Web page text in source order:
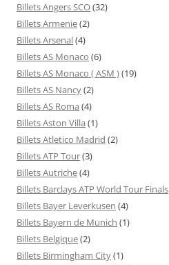
Billets Angers SCO(32)
Billets Armenie(2)
Billets Arsenal(4)
Billets AS Monaco (6)
Billets AS Monaco ( ASM )(19)
Billets AS Nancy(2)
Billets AS Roma (4)
Billets Aston Villa (1)
Billets Atletico Madrid (2)
Billets ATP Tour(3)
Billets Autriche(4)
Billets Barclays ATP World Tour Finals
Billets Bayer Leverkusen (4)
Billets Bayern de Munich (1)
Billets Belgique(2)
Billets Birmingham City(1)